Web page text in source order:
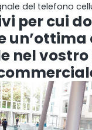
StellaPlanner
di
del telefono
per cui
un’ottima
nel